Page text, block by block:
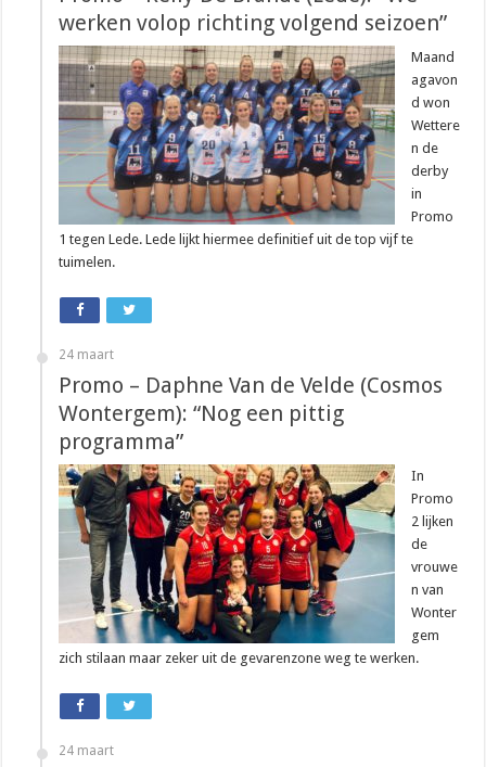
werken volop richting volgend seizoen”
Maand
agavon
d won
Wettere
n de
derby
in
Promo
1 tegen Lede. Lede lijkt hiermee definitief uit de top vijf te
tuimelen.
24 maart
Promo – Daphne Van de Velde (Cosmos
Wontergem): “Nog een pittig
programma”
In
Promo
2 lijken
de
vrouwe
n van
Wonter
gem
zich stilaan maar zeker uit de gevarenzone weg te werken.
24 maart